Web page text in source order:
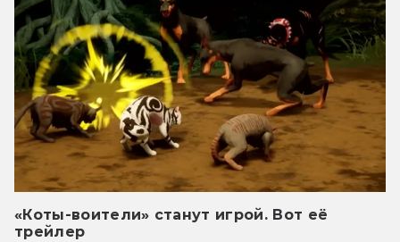
«Коты-воители» станут игрой. Вот её
трейлер